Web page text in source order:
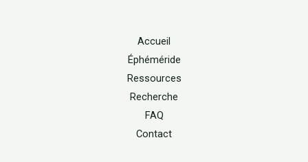
Accueil
Éphéméride
Ressources
Recherche
FAQ
Contact